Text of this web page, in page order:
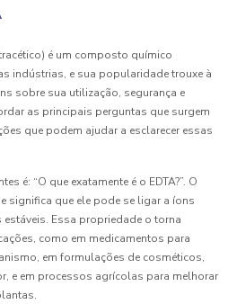
é um composto químico
indústrias, e sua popularidade trouxe à
sobre sua utilização, segurança e
as principais perguntas que surgem
que podem ajudar a esclarecer essas
é: “O que exatamente é o EDTA?”. O
significa que ele pode se ligar a íons
Essa propriedade o torna
como em medicamentos para
em formulações de cosméticos,
e em processos agrícolas para melhorar